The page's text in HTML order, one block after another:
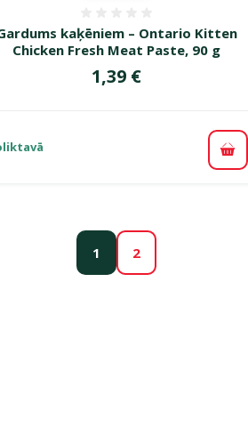
kaķēniem – Ontario Kitten
Chicken Fresh Meat Paste, 90 g
Cena
1,39 €
1 2